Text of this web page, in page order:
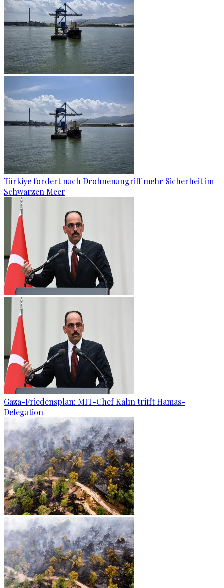
Türkiye fordert nach Drohnenangriff mehr Sicherheit im
Schwarzen Meer
Gaza-Friedensplan: MIT-Chef Kalın trifft Hamas-
Delegation